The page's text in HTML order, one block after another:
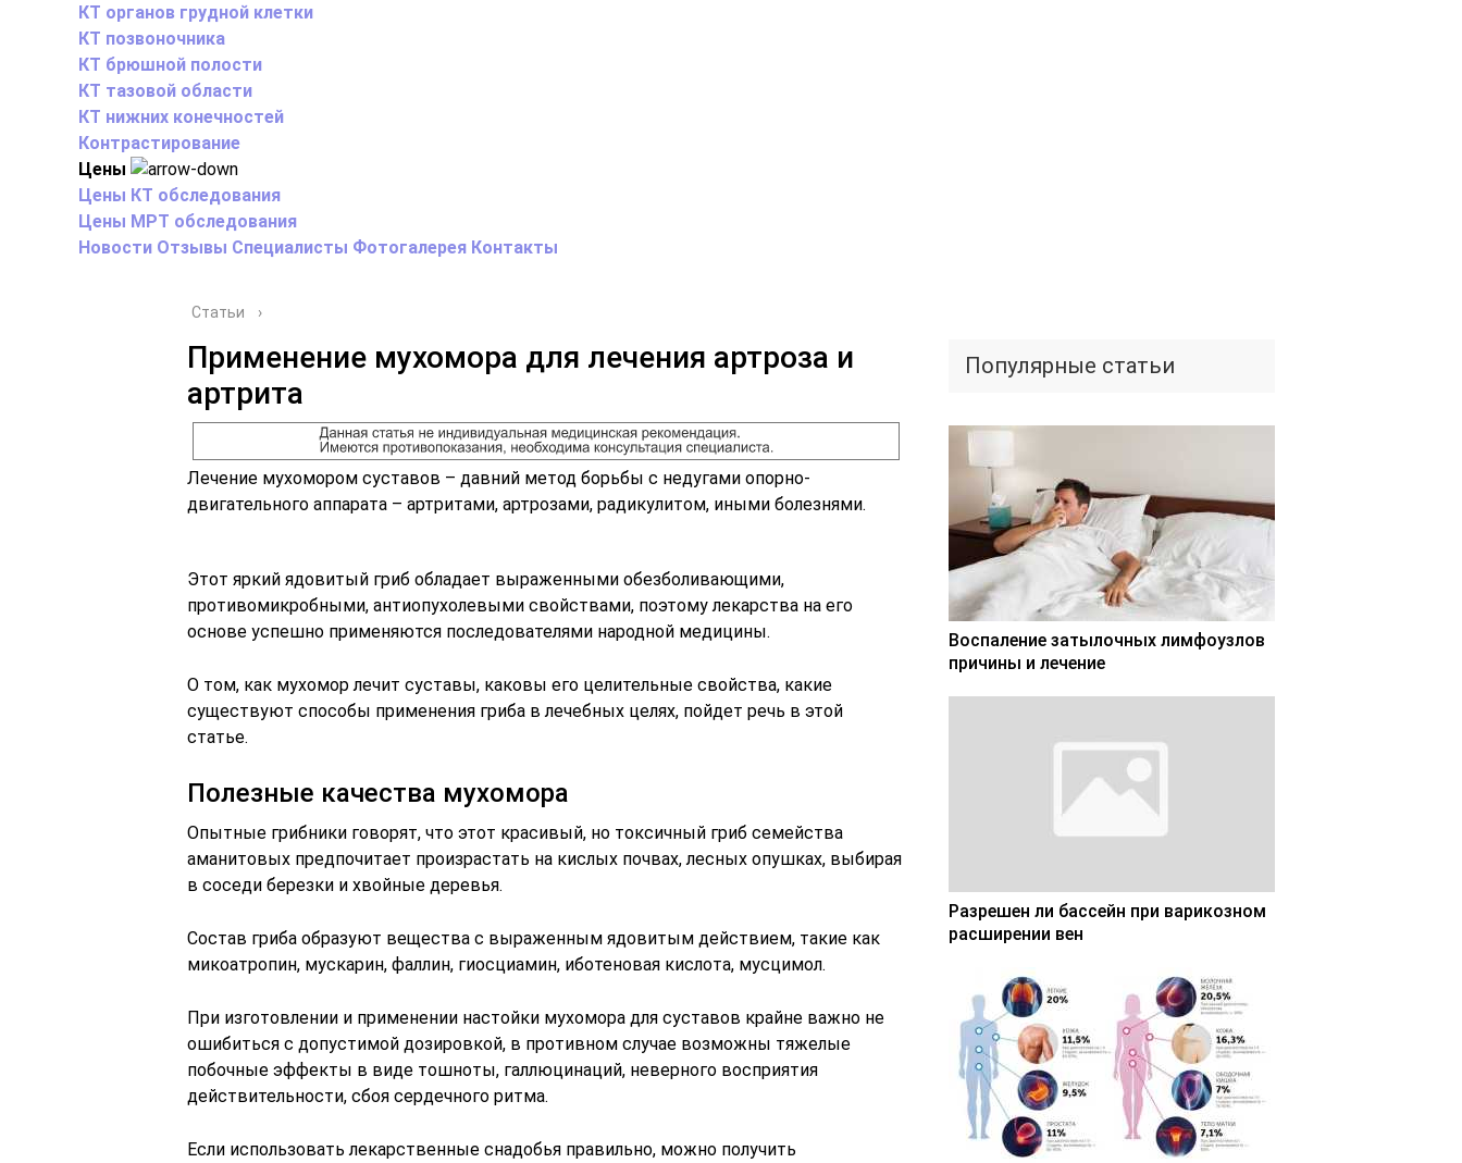
КТ органов грудной клетки
КТ позвоночника
КТ брюшной полости
КТ тазовой области
КТ нижних конечностей
Контрастирование
Цены
Цены КТ обследования
Цены МРТ обследования
Новости Отзывы Специалисты Фотогалерея Контакты
Статьи ›
Применение мухомора для лечения артроза и
артрита
Лечение мухомором суставов – давний метод борьбы с недугами опорно-
двигательного аппарата – артритами, артрозами, радикулитом, иными болезнями.
Этот яркий ядовитый гриб обладает выраженными обезболивающими,
противомикробными, антиопухолевыми свойствами, поэтому лекарства на его
основе успешно применяются последователями народной медицины.
О том, как мухомор лечит суставы, каковы его целительные свойства, какие
существуют способы применения гриба в лечебных целях, пойдет речь в этой
статье.
Полезные качества мухомора
Опытные грибники говорят, что этот красивый, но токсичный гриб семейства
аманитовых предпочитает произрастать на кислых почвах, лесных опушках, выбирая
в соседи березки и хвойные деревья.
Состав гриба образуют вещества с выраженным ядовитым действием, такие как
микоатропин, мускарин, фаллин, гиосциамин, иботеновая кислота, мусцимол.
При изготовлении и применении настойки мухомора для суставов крайне важно не
ошибиться с допустимой дозировкой, в противном случае возможны тяжелые
побочные эффекты в виде тошноты, галлюцинаций, неверного восприятия
действительности, сбоя сердечного ритма.
Если использовать лекарственные снадобья правильно, можно получить
Популярные статьи
Воспаление затылочных лимфоузлов
причины и лечение
Разрешен ли бассейн при варикозном
расширении вен